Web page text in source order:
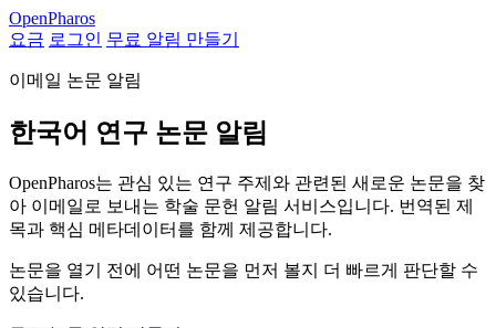
OpenPharos
요금 로그인 무료 알림 만들기
이메일 논문 알림
한국어 연구 논문 알림
OpenPharos는 관심 있는 연구 주제와 관련된 새로운 논문을 찾
아 이메일로 보내는 학술 문헌 알림 서비스입니다. 번역된 제
목과 핵심 메타데이터를 함께 제공합니다.
논문을 열기 전에 어떤 논문을 먼저 볼지 더 빠르게 판단할 수
있습니다.